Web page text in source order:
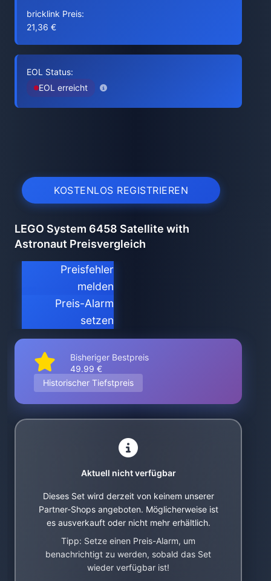
bricklink Preis:
21,36 €
EOL Status:
EOL erreicht
KOSTENLOS REGISTRIEREN
LEGO System 6458 Satellite with
Astronaut Preisvergleich
Preisfehler
melden
Preis-Alarm
setzen
Bisheriger Bestpreis
49.99 €
Historischer Tiefstpreis
Aktuell nicht verfügbar
Dieses Set wird derzeit von keinem unserer
Partner-Shops angeboten. Möglicherweise ist
es ausverkauft oder nicht mehr erhältlich.
Tipp: Setze einen Preis-Alarm, um
benachrichtigt zu werden, sobald das Set
wieder verfügbar ist!